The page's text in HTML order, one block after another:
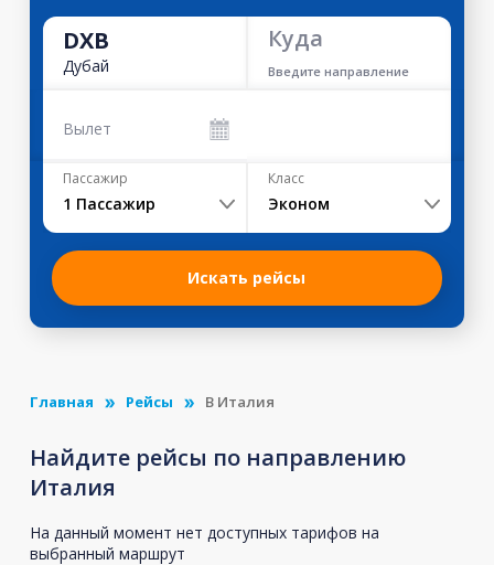
DXB
Дубай
Куда
Введите направление
Вылет
Пассажир
1 Пассажир
Класс
Эконом
Искать рейсы
Главная Рейсы В Италия
Найдите рейсы по направлению
Италия
На данный момент нет доступных тарифов на
выбранный маршрут